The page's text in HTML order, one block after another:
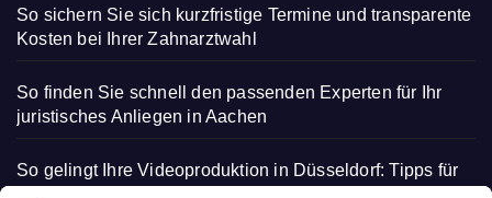
So sichern Sie sich kurzfristige Termine und transparente
Kosten bei Ihrer Zahnarztwahl
So finden Sie schnell den passenden Experten für Ihr
juristisches Anliegen in Aachen
So gelingt Ihre Videoproduktion in Düsseldorf: Tipps für